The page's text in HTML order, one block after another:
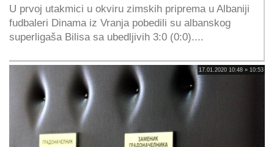
U prvoj utakmici u okviru zimskih priprema u Albaniji
fudbaleri Dinama iz Vranja pobedili su albanskog
superligaša Bilisa sa ubedljivih 3:0 (0:0)....
17.01.2020 10:48 » 10:53